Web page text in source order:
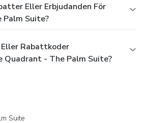
Eller Erbjudanden För
Suite?
Rabattkoder
Quadrant - The Palm Suite?
Suite